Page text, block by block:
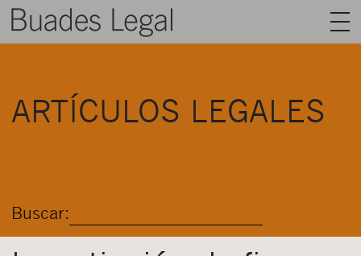
ÁREAS
ARTÍCULOS LEGALES
Buscar: